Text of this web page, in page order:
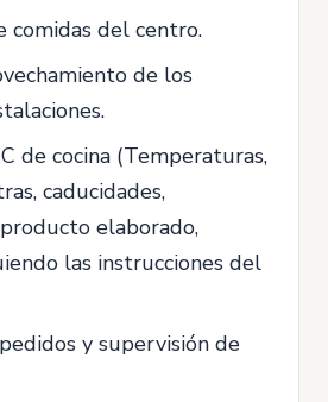
comidas del centro.
de los
de cocina (Temperaturas,
caducidades,
elaborado,
las instrucciones del
y supervisión de